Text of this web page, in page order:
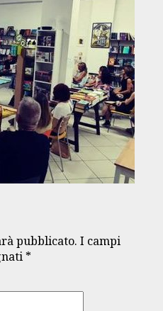
pubblicato. I campi
*